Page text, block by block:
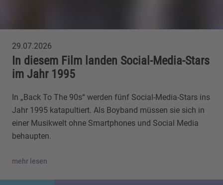
29.07.2026
In diesem Film landen Social-Media-Stars
im Jahr 1995
In „Back To The 90s“ werden fünf Social-Media-Stars ins
Jahr 1995 katapultiert. Als Boyband müssen sie sich in
einer Musikwelt ohne Smartphones und Social Media
behaupten.
mehr lesen